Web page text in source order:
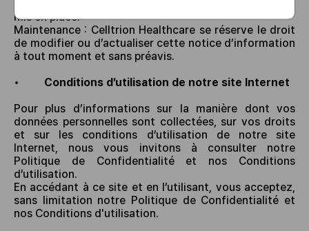
mis en place.
Maintenance : Celltrion Healthcare se réserve le droit
de modifier ou d’actualiser cette notice d’information
à tout moment et sans préavis.
• Conditions d’utilisation de notre site Internet
Pour plus d’informations sur la manière dont vos
données personnelles sont collectées, sur vos droits
et sur les conditions d’utilisation de notre site
Internet, nous vous invitons à consulter notre
Politique de Confidentialité et nos Conditions
d’utilisation.
En accédant à ce site et en l’utilisant, vous acceptez,
sans limitation notre Politique de Confidentialité et
nos Conditions d'utilisation.